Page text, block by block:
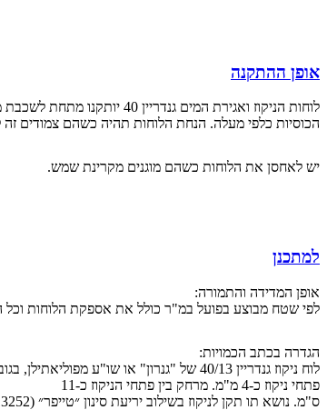
אופן ההתקנה
הכוסיות כלפי מעלה. הנחת הלוחות תהיה כשהם צמודים זה
יש לאחסן את הלוחות כשהם מוגנים מקרינת שמש.
למתכנן
אופן המדידה והתמורה:
לפי שטח מבוצע בפועל במ"ר כולל את אספקת הלוחות
הגדרה בכתב הכמויות:
פתחי ניקוז כ-4 מ"מ. מרחק בין פתחי הניקוז כ-11
ס"מ. נושא תו תקן לניקוז בשילוב יריעת סינון ״טייפר״ (DIN EN 13252). עמידה בדרישות התקן הגרמני לניקוז DIN 4095. מרחק ניקוז ב-2% יהיה 94 מ' בחישוב לפי EN 12056.